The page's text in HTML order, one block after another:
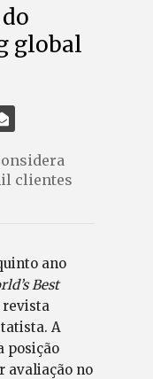
global
clientes
ano
Best
revista
A
posição
avaliação no